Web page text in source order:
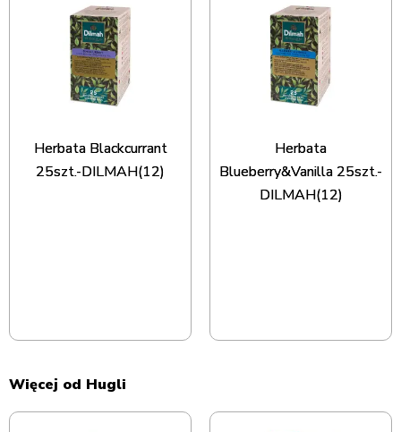
Herbata Blackcurrant
25szt.-DILMAH(12)
Herbata
Blueberry&Vanilla 25szt.-
DILMAH(12)
Więcej od Hugli